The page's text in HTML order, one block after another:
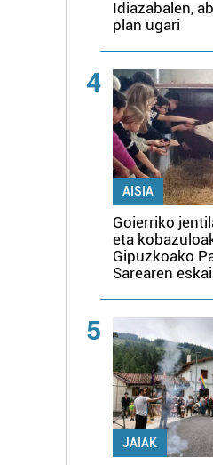
Idiazabalen,
plan ugari
4
AISIA
Goierriko
eta
Gipuzkoako
Sarearen
5
JAIAK